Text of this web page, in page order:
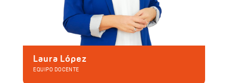
Laura López
EQUIPO DOCENTE